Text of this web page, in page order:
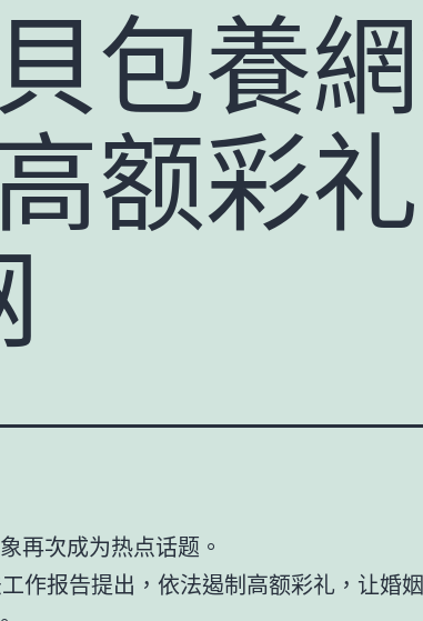
包養
额彩
再次成为热点话题。
作报告提出，依法遏制高额彩礼，让婚姻